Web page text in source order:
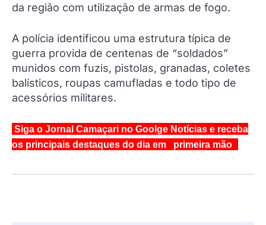
da região com utilização de armas de fogo.
A polícia identificou uma estrutura típica de
guerra provida de centenas de “soldados”
munidos com fuzis, pistolas, granadas, coletes
balísticos, roupas camufladas e todo tipo de
acessórios militares.
Siga o Jornal Camaçari no Goolge Notícias e receba
os principais destaques do dia em primeira mão